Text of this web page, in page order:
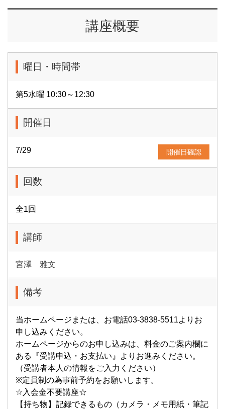
講座概要
曜日・時間帯
第5水曜 10:30～12:30
開催日
7/29 開催日確認
回数
全1回
講師
宮澤 雅文
備考
当ホームページまたは、お電話03-3838-5511よりお
申し込みください。
ホームページからのお申し込みは、料金のご案内欄に
ある『受講申込・お支払い』よりお進みください。
（受講者本人の情報をご入力ください）
※定員制の為事前予約をお願いします。
☆入会金不要講座☆
【持ち物】記録できるもの（カメラ・メモ用紙・筆記